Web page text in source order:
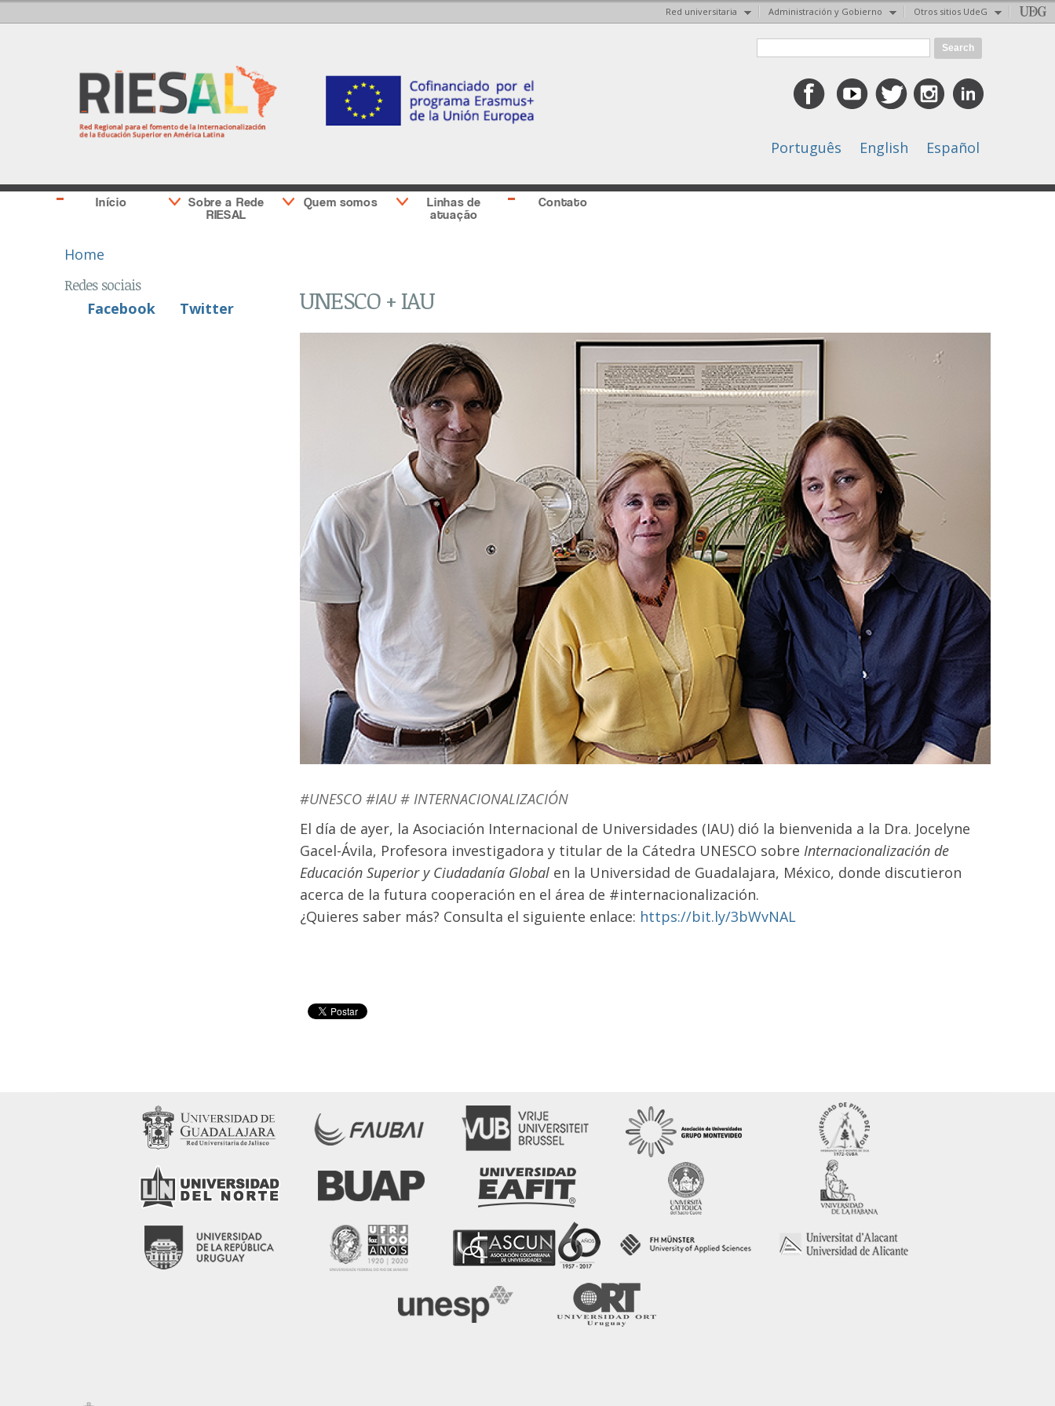
Red universitaria Administración y Gobierno Otros sitios UdeG
content
Sidebar
second
Search form
Português English Español
Início
Sobre a Rede
RIESAL
Quem somos
Linhas de
atuação
Contato
Home
Redes sociais
Facebook
Twitter UNESCO + IAU
#UNESCO #IAU # INTERNACIONALIZACIÓN
El día de ayer, la Asociación Internacional de Universidades (IAU) dió la bienvenida a la Dra. Jocelyne
Gacel-Ávila, Profesora investigadora y titular de la Cátedra UNESCO sobre Internacionalización de
Educación Superior y Ciudadanía Global en la Universidad de Guadalajara, México, donde discutieron
acerca de la futura cooperación en el área de #internacionalización.
¿Quieres saber más? Consulta el siguiente enlace: https://bit.ly/3bWvNAL